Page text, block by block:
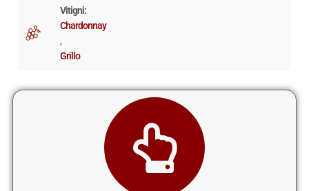
Vitigni:
Chardonnay
,
Grillo